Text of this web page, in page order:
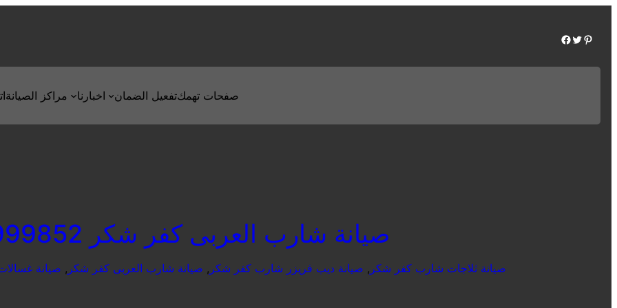
Facebook Twitter Pinterest
مراكز الصيانة اخبارنا تفعيل الضمانصفحات تهمك
صيانة شارب العربى كفر شكر 01210999852
صيانة ثلاجات شارب كفر شكر , صيانة ديب فريزر شارب كفر شكر , صيانة شارب العربى كفر شكر , صيانة